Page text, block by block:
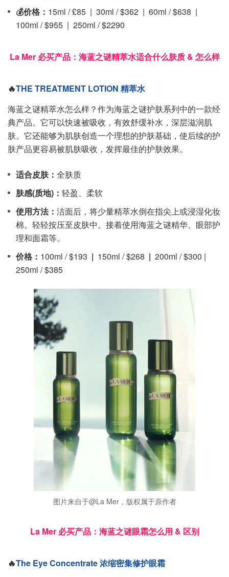
💰价格： 15ml / £85 | 30ml / $362 | 60ml / $638 |
100ml / $955 | 250ml / $2290
La Mer 必买产品：海蓝之谜精萃水适合什么肤质 & 怎么样
🔥THE TREATMENT LOTION 精萃水
海蓝之谜精萃水怎么样？作为海蓝之谜护肤系列中的一款经
典产品。它可以快速被吸收，有效舒缓补水，深层滋润肌
肤。它还能够为肌肤创造一个理想的护肤基础，使后续的护
肤产品更容易被肌肤吸收，发挥最佳的护肤效果。
适合皮肤： 全肤质
肤感(质地)： 轻盈、柔软
使用方法： 洁面后，将少量精萃水倒在指尖上或浸湿化妆
棉。轻轻按压至皮肤中。接着使用海蓝之谜精华、眼部护
理和面霜等。
价格： 100ml / $193 | 150ml / $268 | 200ml / $300 |
250ml / $385
图片来自于@La Mer，版权属于原作者
La Mer 必买产品：海蓝之谜眼霜怎么用 & 区别
🔥The Eye Concentrate 浓缩密集修护眼霜